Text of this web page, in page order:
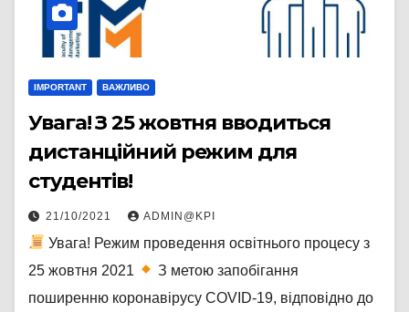
IMPORTANT ВАЖЛИВО
Увага! З 25 жовтня вводиться
дистанційний режим для
студентів!
21/10/2021 ADMIN@KPI
Увага! Режим проведення освітнього процесу з
25 жовтня 2021
З метою запобігання
поширенню коронавірусу COVID-19, відповідно до